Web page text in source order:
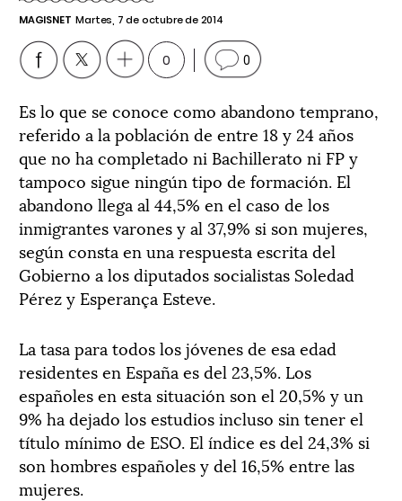
MAGISNET Martes, 7 de octubre de 2014
0 0
Es lo que se conoce como abandono temprano,
referido a la población de entre 18 y 24 años
que no ha completado ni Bachillerato ni FP y
tampoco sigue ningún tipo de formación. El
abandono llega al 44,5% en el caso de los
inmigrantes varones y al 37,9% si son mujeres,
según consta en una respuesta escrita del
Gobierno a los diputados socialistas Soledad
Pérez y Esperança Esteve.
La tasa para todos los jóvenes de esa edad
residentes en España es del 23,5%. Los
españoles en esta situación son el 20,5% y un
9% ha dejado los estudios incluso sin tener el
título mínimo de ESO. El índice es del 24,3% si
son hombres españoles y del 16,5% entre las
mujeres.